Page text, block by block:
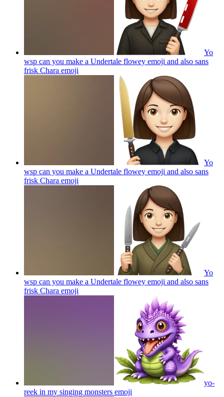
Yo
wsp can you make a Undertale flowey emoji and also sans
frisk Chara emoji
Yo
wsp can you make a Undertale flowey emoji and also sans
frisk Chara emoji
Yo
wsp can you make a Undertale flowey emoji and also sans
frisk Chara emoji
yo-
reek in my singing monsters emoji